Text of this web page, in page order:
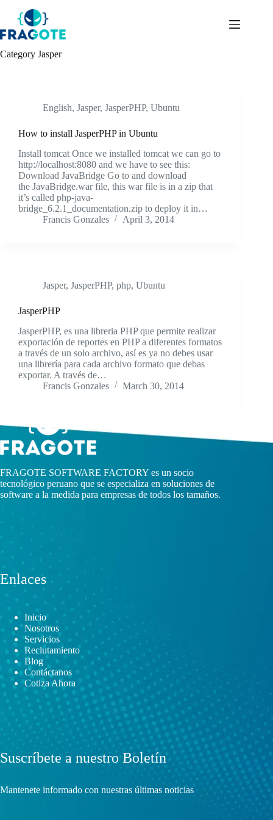
content
Category Jasper
English, Jasper, JasperPHP, Ubuntu
How to install JasperPHP in Ubuntu
Install tomcat Once we installed tomcat we can go to
http://localhost:8080 and we have to see this:
Download JavaBridge Go to and download
the JavaBridge.war file, this war file is in a zip that
it’s called php-java-
bridge_6.2.1_documentation.zip to deploy it in…
Francis Gonzales
April 3, 2014
Jasper, JasperPHP, php, Ubuntu
JasperPHP
JasperPHP, es una libreria PHP que permite realizar
exportación de reportes en PHP a diferentes formatos
a través de un solo archivo, así es ya no debes usar
una librería para cada archivo formato que debas
exportar. A través de…
Francis Gonzales
March 30, 2014
FRAGOTE SOFTWARE FACTORY es un socio
tecnológico peruano que se especializa en soluciones de
software a la medida para empresas de todos los tamaños.
Enlaces
Inicio
Nosotros
Servicios
Reclutamiento
Blog
Contáctanos
Cotiza Ahora
Suscríbete a nuestro Boletín
Mantenete informado con nuestras últimas noticias